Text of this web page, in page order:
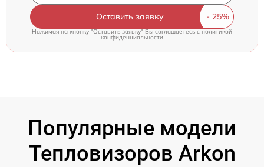
Оставить заявку
Нажимая на кнопку "Оставить заявку" Вы соглашаетесь c политикой
конфиденциальности
Популярные модели
Тепловизоров Arkon